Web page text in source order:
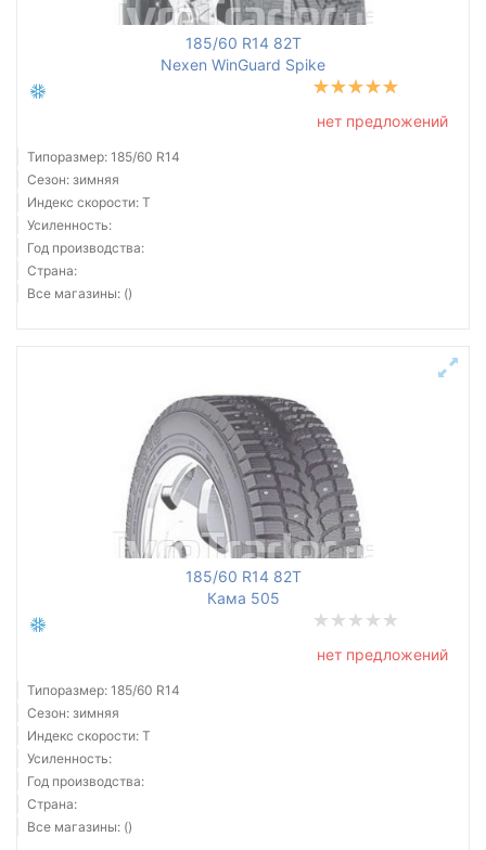
185/60 R14 82T
Nexen WinGuard Spike
нет предложений
Типоразмер: 185/60 R14
Сезон: зимняя
Индекс скорости: T
Усиленность:
Год производства:
Страна:
Все магазины: ()
185/60 R14 82T
Кама 505
нет предложений
Типоразмер: 185/60 R14
Сезон: зимняя
Индекс скорости: T
Усиленность:
Год производства:
Страна:
Все магазины: ()